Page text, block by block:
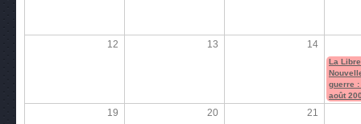
12 13 14
La
guerre :
août
19 20 21